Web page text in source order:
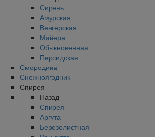
Сирень
Амурская
Венгерская
Майера
Обыкновенная
Персидская
Смородина
Снежноягодник
Спирея
Назад
Спирея
Аргута
Березолистная